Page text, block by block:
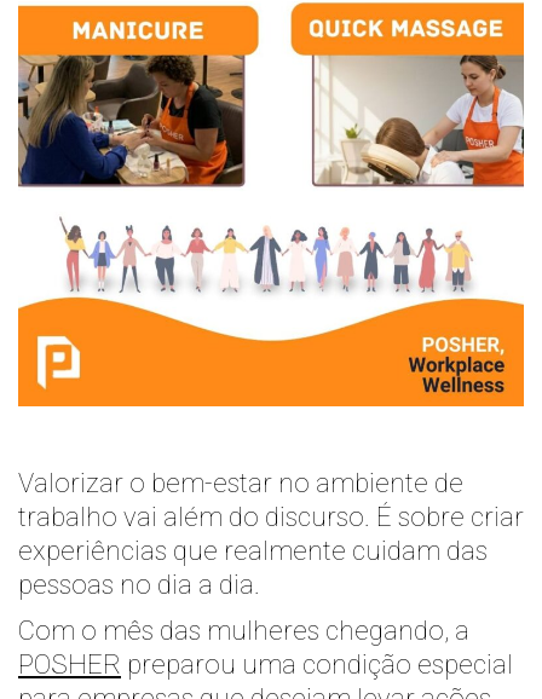
Valorizar o bem-estar no ambiente de
trabalho vai além do discurso. É sobre criar
experiências que realmente cuidam das
pessoas no dia a dia.
Com o mês das mulheres chegando, a
POSHER preparou uma condição especial